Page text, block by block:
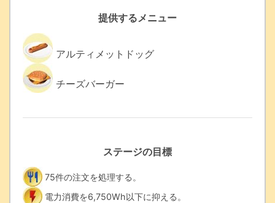
提供するメニュー
アルティメットドッグ
チーズバーガー
ステージの目標
75件の注文を処理する。
電力消費を6,750Wh以下に抑える。